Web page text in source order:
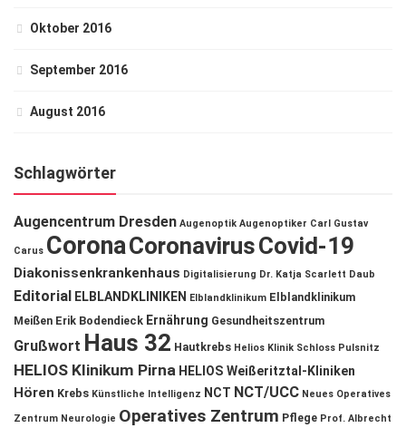
Oktober 2016
September 2016
August 2016
Schlagwörter
Augencentrum Dresden Augenoptik Augenoptiker Carl Gustav
Carus CoronaCoronavirusCovid-19
Diakonissenkrankenhaus Digitalisierung Dr. Katja Scarlett Daub
Editorial ELBLANDKLINIKEN Elblandklinikum Elblandklinikum
Meißen Erik Bodendieck Ernährung Gesundheitszentrum
Grußwort Haus 32 Hautkrebs Helios Klinik Schloss Pulsnitz
HELIOS Klinikum Pirna HELIOS Weißeritztal-Kliniken
Hören Krebs Künstliche Intelligenz NCT NCT/UCC Neues Operatives
Zentrum Neurologie Operatives Zentrum Pflege Prof. Albrecht